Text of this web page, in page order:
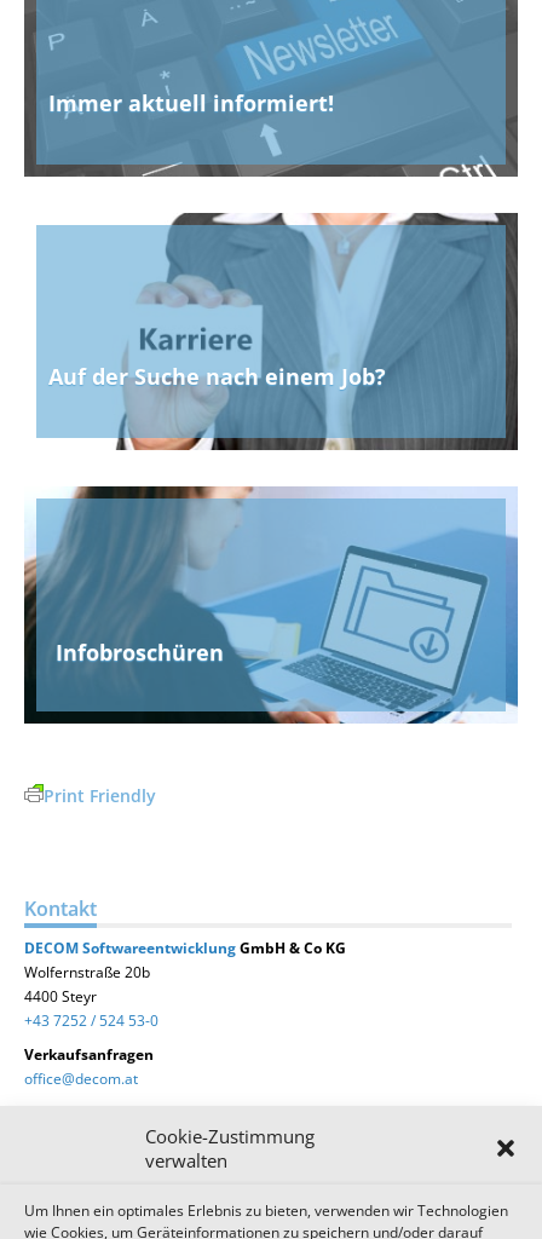
Cookie-Zustimmung
verwalten
Um Ihnen ein optimales Erlebnis zu bieten, verwenden wir Technologien
wie Cookies, um Geräteinformationen zu speichern und/oder darauf
Immer aktuell informiert!
Auf der Suche nach einem Job?
Infobroschüren
Print Friendly
Kontakt
DECOMSoftwareentwicklungGmbH & Co KG
Wolfernstraße 20b
4400 Steyr
+43 7252 / 524 53-0
Verkaufsanfragen
office@decom.at
DECOM News